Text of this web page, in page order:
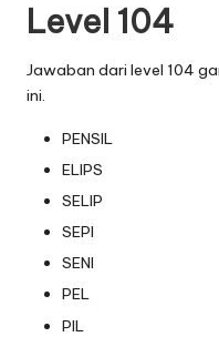
Level 104
Jawaban dari level 104
ini.
PENSIL
ELIPS
SELIP
SEPI
SENI
PEL
PIL